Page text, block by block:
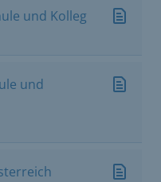
und Kolleg
und